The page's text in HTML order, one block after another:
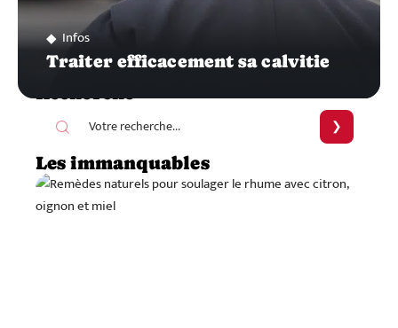
Infos
Traiter efficacement sa calvitie
Recherche
Les immanquables